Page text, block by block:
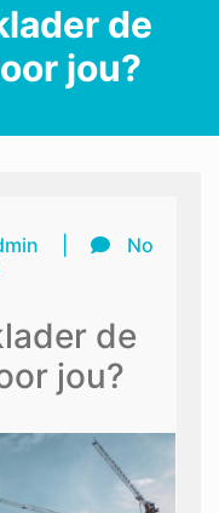
de
jou?
No
de
jou?